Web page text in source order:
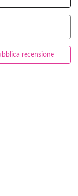
recensione